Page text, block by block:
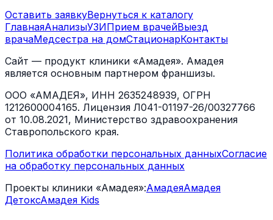
Оставить заявкуВернуться к каталогу
ГлавнаяАнализыУЗИПрием врачейВыезд
врачаМедсестра на домСтационарКонтакты
Сайт — продукт клиники «Амадея». Амадея
является основным партнером франшизы.
ООО «АМАДЕЯ», ИНН 2635248939, ОГРН
1212600004165. Лицензия Л041-01197-26/00327766
от 10.08.2021, Министерство здравоохранения
Ставропольского края.
Политика обработки персональных данныхСогласие
на обработку персональных данных
Проекты клиники «Амадея»:АмадеяАмадея
ДетоксАмадея Kids